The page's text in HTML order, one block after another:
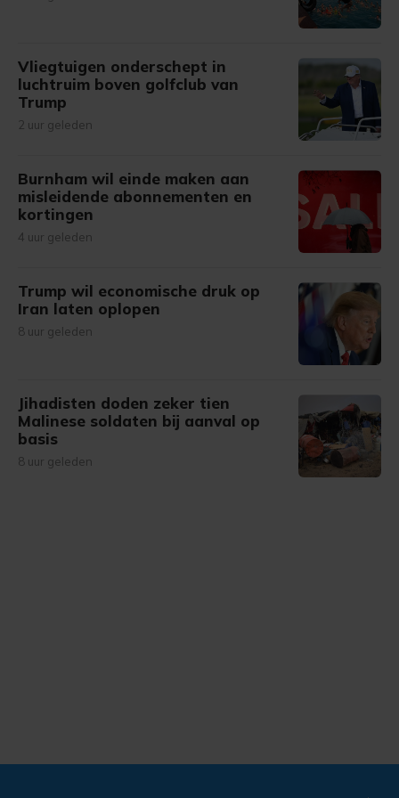
Vliegtuigen onderschept in
luchtruim boven golfclub van
Trump
2 uur geleden
Burnham wil einde maken aan
misleidende abonnementen en
kortingen
4 uur geleden
Trump wil economische druk op
Iran laten oplopen
8 uur geleden
Jihadisten doden zeker tien
Malinese soldaten bij aanval op
basis
8 uur geleden